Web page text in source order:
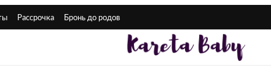
Рассрочка Бронь до родов